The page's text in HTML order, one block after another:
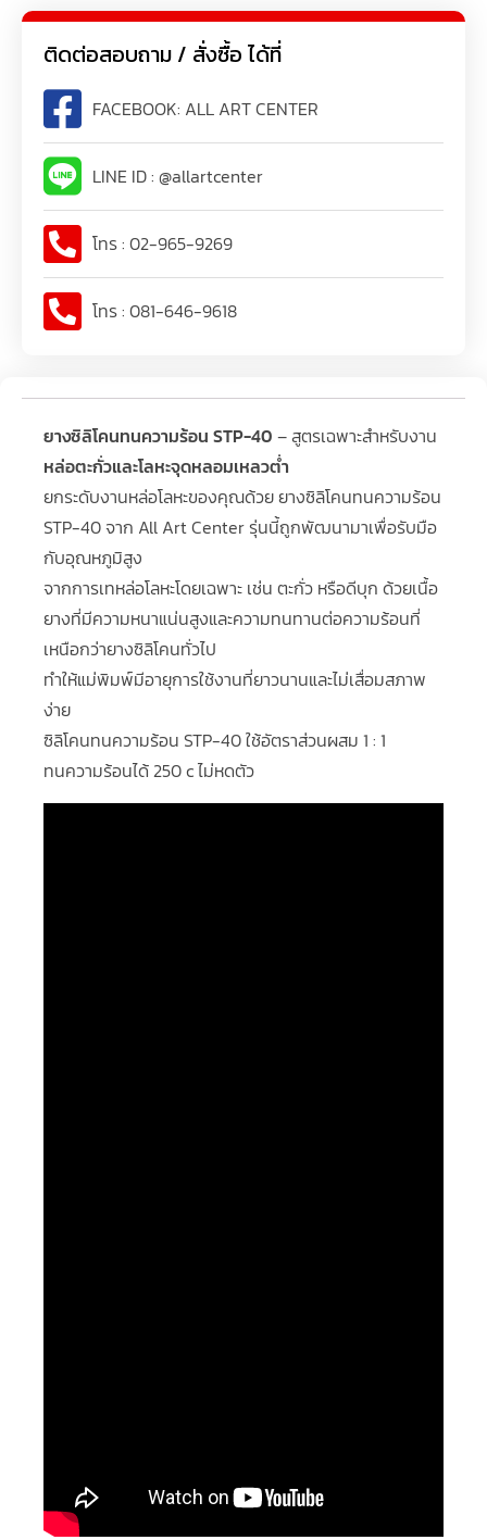
ติดต่อสอบถาม / สั่งซื้อ ได้ที่
FACEBOOK: ALL ART CENTER
LINE ID : @allartcenter
โทร : 02-965-9269
โทร : 081-646-9618
ยางซิลิโคนทนความร้อน STP-40 – สูตรเฉพาะสำหรับงาน
หล่อตะกั่วและโลหะจุดหลอมเหลวต่ำ
ยกระดับงานหล่อโลหะของคุณด้วย ยางซิลิโคนทนความร้อน
STP-40 จาก All Art Center รุ่นนี้ถูกพัฒนามาเพื่อรับมือ
กับอุณหภูมิสูง
จากการเทหล่อโลหะโดยเฉพาะ เช่น ตะกั่ว หรือดีบุก ด้วยเนื้อ
ยางที่มีความหนาแน่นสูงและความทนทานต่อความร้อนที่
เหนือกว่ายางซิลิโคนทั่วไป
ทำให้แม่พิมพ์มีอายุการใช้งานที่ยาวนานและไม่เสื่อมสภาพ
ง่าย
ซิลิโคนทนความร้อน STP-40 ใช้อัตราส่วนผสม 1 : 1
ทนความร้อนได้ 250 c ไม่หดตัว